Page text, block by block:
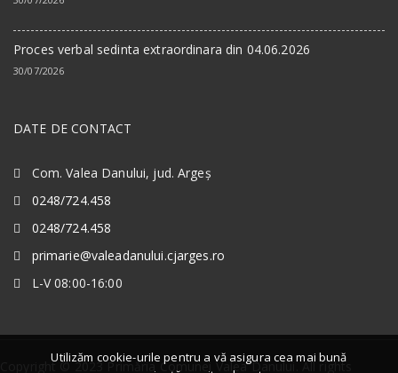
Proces verbal sedinta extraordinara din 04.06.2026
30/07/2026
DATE DE CONTACT
Com. Valea Danului, jud. Argeș
0248/724.458
0248/724.458
primarie@valeadanului.cjarges.ro
L-V 08:00-16:00
Copyright © 2023 Primăria Comunei Valea Danului. All rights
Utilizăm cookie-urile pentru a vă asigura cea mai bună